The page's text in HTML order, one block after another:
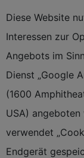
Diese Website
Interessen zur
Angebots im
Dienst „Google
(1600
USA)
verwendet
Endgerät